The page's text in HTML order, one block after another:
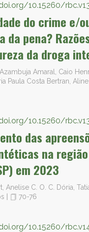
10.15260/
do crime e/
da pena?
da droga
Amaral, Caio
Paula Costa Bertran,
10.15260/
das
na
em 2023
Anelise C. O. C. Dória,
70-76
10.15260/